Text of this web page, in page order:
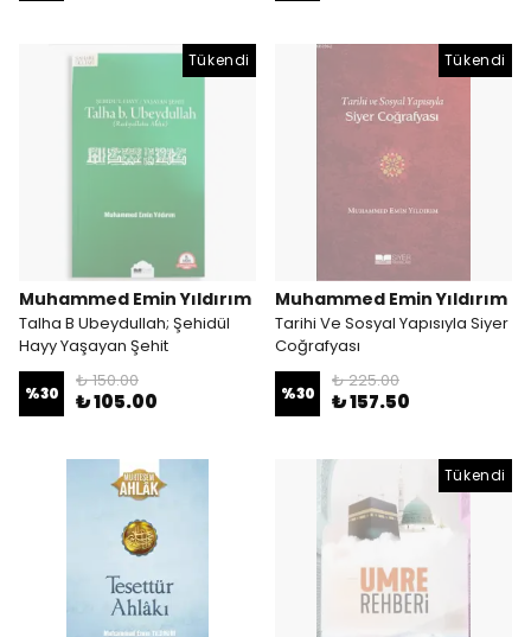
Tükendi
Muhammed Emin Yıldırım
Talha B Ubeydullah; Şehidül
Hayy Yaşayan Şehit
%30
₺ 150.00
₺ 105.00
Tükendi
Muhammed Emin Yıldırım
Tarihi Ve Sosyal Yapısıyla Siyer
Coğrafyası
%30
₺ 225.00
₺ 157.50
Tükendi